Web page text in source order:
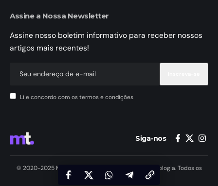
Assine a Nossa Newsletter
Assine nosso boletim informativo para receber nossos
artigos mais recentes!
Li e concordo com os termos e condições
Siga-nos
© 2020-2025 MundoTele Telecomunicações e Tecnologia. Todos os
Direitos Reservados.